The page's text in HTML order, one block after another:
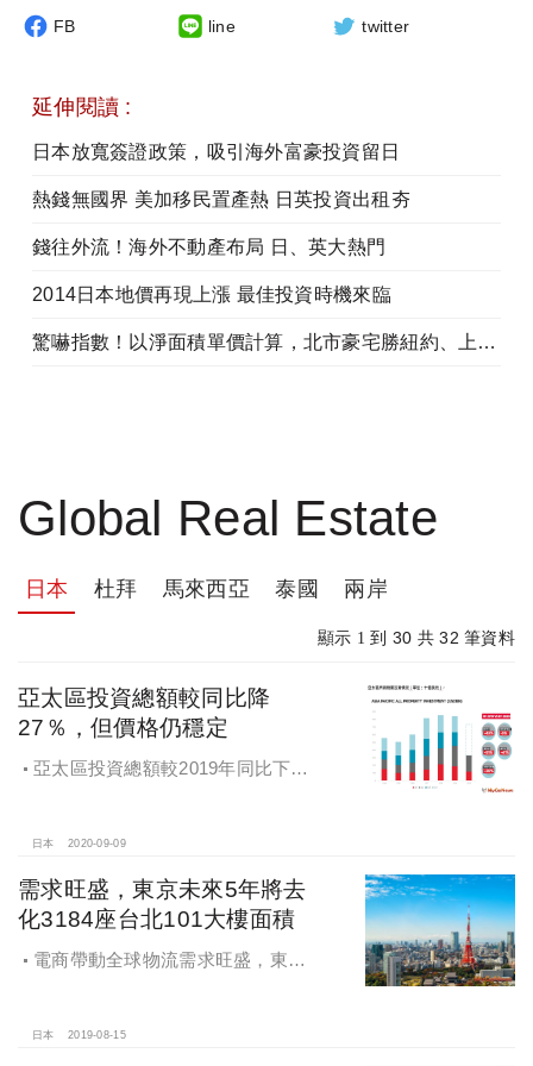
FB line twitter
延伸閱讀 :
日本放寬簽證政策，吸引海外富豪投資留日
熱錢無國界 美加移民置產熱 日英投資出租夯
錢往外流！海外不動產布局 日、英大熱門
2014日本地價再現上漲 最佳投資時機來臨
驚嚇指數！以淨面積單價計算，北市豪宅勝紐約、上海、北京、東京
Global Real Estate
日本 杜拜 馬來西亞 泰國 兩岸
顯示 1 到 30 共32 筆資料
亞太區投資總額較同比降
27％，但價格仍穩定
亞太區投資總額較2019年同比下降
現日本 2020-09-09
需求旺盛，東京未來5年將去
化3184座台北101大樓面積
電商帶動全球物流需求旺盛，東京
日本 2019-08-15